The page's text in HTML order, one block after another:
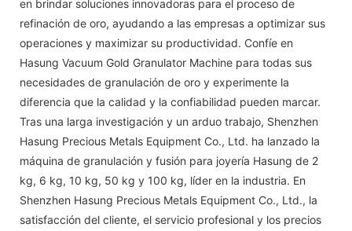
en brindar soluciones innovadoras para el proceso de
refinación de oro, ayudando a las empresas a optimizar sus
operaciones y maximizar su productividad. Confíe en
Hasung Vacuum Gold Granulator Machine para todas sus
necesidades de granulación de oro y experimente la
diferencia que la calidad y la confiabilidad pueden marcar.
Tras una larga investigación y un arduo trabajo, Shenzhen
Hasung Precious Metals Equipment Co., Ltd. ha lanzado la
máquina de granulación y fusión para joyería Hasung de 2
kg, 6 kg, 10 kg, 50 kg y 100 kg, líder en la industria. En
Shenzhen Hasung Precious Metals Equipment Co., Ltd., la
satisfacción del cliente, el servicio profesional y los precios